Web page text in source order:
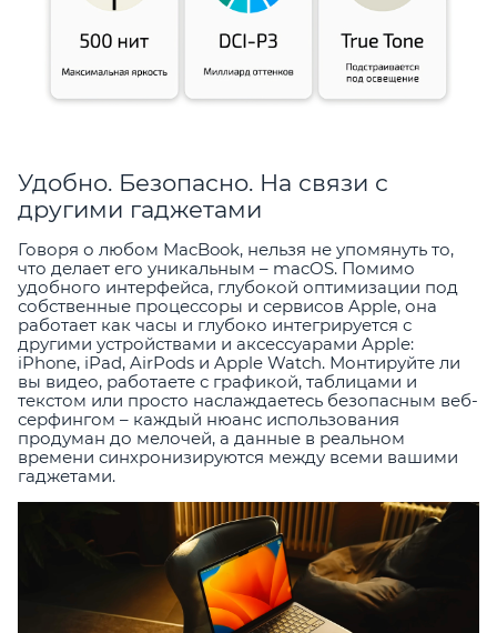
Удобно. Безопасно. На связи с
другими гаджетами
Говоря о любом MacBook, нельзя не упомянуть то,
что делает его уникальным – macOS. Помимо
удобного интерфейса, глубокой оптимизации под
собственные процессоры и сервисов Apple, она
работает как часы и глубоко интегрируется с
другими устройствами и аксессуарами Apple:
iPhone, iPad, AirPods и Apple Watch. Монтируйте ли
вы видео, работаете с графикой, таблицами и
текстом или просто наслаждаетесь безопасным веб-
серфингом – каждый нюанс использования
продуман до мелочей, а данные в реальном
времени синхронизируются между всеми вашими
гаджетами.